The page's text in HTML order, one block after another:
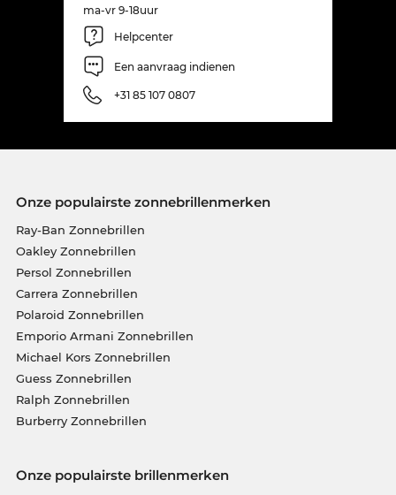
ma-vr 9-18uur
Helpcenter
Een aanvraag indienen
+31 85 107 0807
Onze populairste zonnebrillenmerken
Ray-Ban Zonnebrillen
Oakley Zonnebrillen
Persol Zonnebrillen
Carrera Zonnebrillen
Polaroid Zonnebrillen
Emporio Armani Zonnebrillen
Michael Kors Zonnebrillen
Guess Zonnebrillen
Ralph Zonnebrillen
Burberry Zonnebrillen
Onze populairste brillenmerken